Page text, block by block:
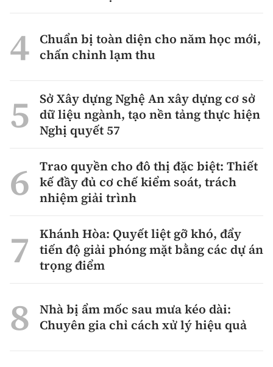
Chuẩn bị toàn diện cho năm học mới,
chấn chỉnh lạm thu
Sở Xây dựng Nghệ An xây dựng cơ sở
dữ liệu ngành, tạo nền tảng thực hiện
Nghị quyết 57
Trao quyền cho đô thị đặc biệt: Thiết
kế đầy đủ cơ chế kiểm soát, trách
nhiệm giải trình
Khánh Hòa: Quyết liệt gỡ khó, đẩy
tiến độ giải phóng mặt bằng các dự án
trọng điểm
Nhà bị ẩm mốc sau mưa kéo dài:
Chuyên gia chỉ cách xử lý hiệu quả